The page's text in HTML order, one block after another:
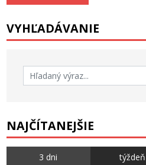
VYHĽADÁVANIE
Hľadať:
NAJČÍTANEJŠIE
3 dni týždeň